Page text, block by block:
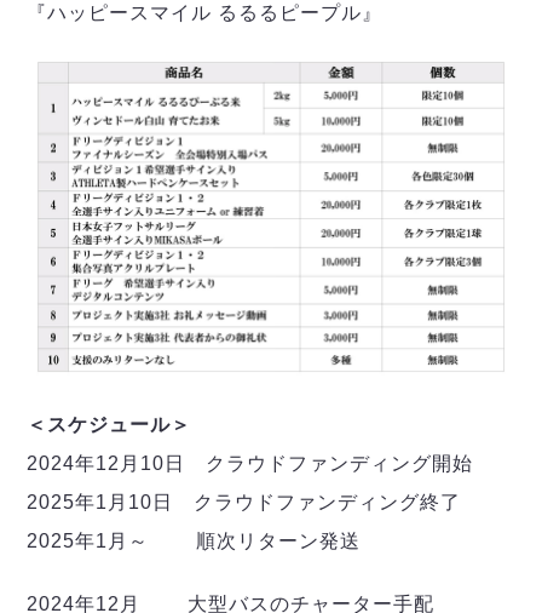
『ハッピースマイル るるるピープル』
＜スケジュール＞
2024年12月10日 クラウドファンディング開始
2025年1月10日 クラウドファンディング終了
2025年1月～ 順次リターン発送
2024年12月 大型バスのチャーター手配